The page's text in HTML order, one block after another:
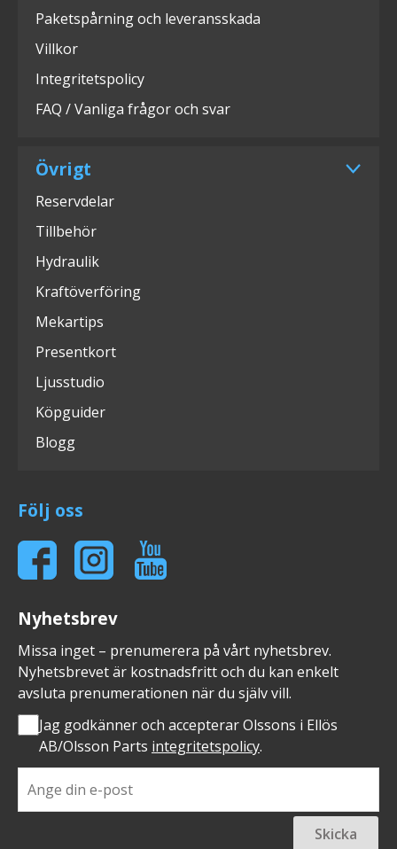
Paketspårning och leveransskada
Villkor
Integritetspolicy
FAQ / Vanliga frågor och svar
Övrigt
Reservdelar
Tillbehör
Hydraulik
Kraftöverföring
Mekartips
Presentkort
Ljusstudio
Köpguider
Blogg
Följ oss
Nyhetsbrev
Missa inget – prenumerera på vårt nyhetsbrev.
Nyhetsbrevet är kostnadsfritt och du kan enkelt
avsluta prenumerationen när du själv vill.
Jag godkänner och accepterar Olssons i Ellös
AB/Olsson Parts integritetspolicy.
Skicka